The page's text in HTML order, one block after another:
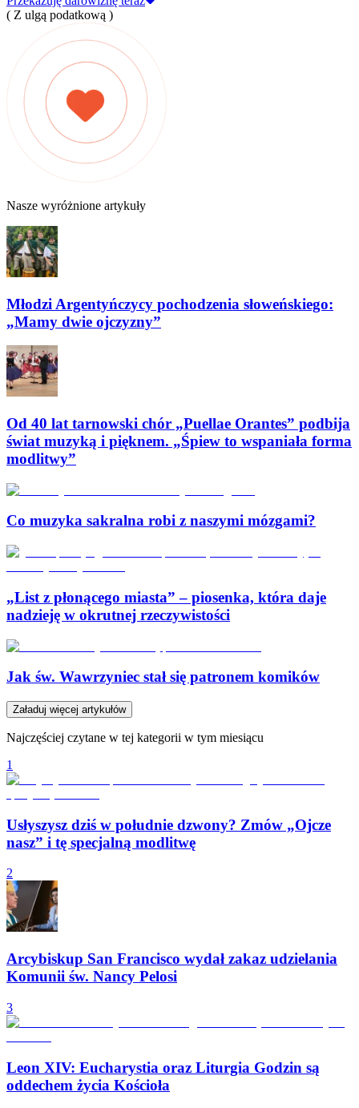
( Z ulgą podatkową )
Nasze wyróżnione artykuły
Młodzi Argentyńczycy pochodzenia słoweńskiego:
„Mamy dwie ojczyzny”
Od 40 lat tarnowski chór „Puellae Orantes” podbija
świat muzyką i pięknem. „Śpiew to wspaniała forma
modlitwy”
Co muzyka sakralna robi z naszymi mózgami?
„List z płonącego miasta” – piosenka, która daje
nadzieję w okrutnej rzeczywistości
Jak św. Wawrzyniec stał się patronem komików
Załaduj więcej artykułów
Najczęściej czytane w tej kategorii w tym miesiącu
1
Usłyszysz dziś w południe dzwony? Zmów „Ojcze
nasz” i tę specjalną modlitwę
2
Arcybiskup San Francisco wydał zakaz udzielania
Komunii św. Nancy Pelosi
3
Leon XIV: Eucharystia oraz Liturgia Godzin są
oddechem życia Kościoła